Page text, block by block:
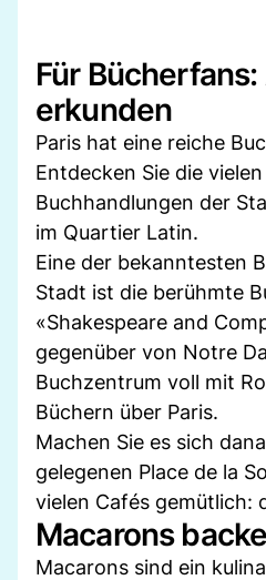
Für
erkunden
Paris hat eine reiche
Entdecken Sie die
Buchhandlungen der
im Quartier Latin.
Eine der bekanntesten
Stadt ist die berühmte
«Shakespeare and
gegenüber von Notre
Buchzentrum voll mit
Büchern über Paris.
Machen Sie es sich
gelegenen Place de la
vielen Cafés gemütlich:
Macarons
Macarons sind ein